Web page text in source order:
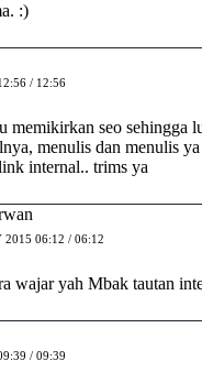
:)
/ 12:56
memikirkan seo sehingga
menulis dan menulis ya
internal.. trims ya
2015 06:12 / 06:12
wajar yah Mbak tautan
/ 09:39